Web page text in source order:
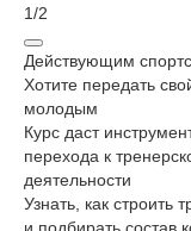
1/2
Действующим
Хотите передать
молодым
Курс даст
перехода к
деятельности
Узнать, как строить